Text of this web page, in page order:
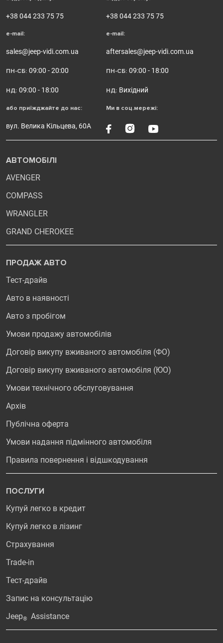
+38 044 233 75 75
e-mail:
sales@jeep-vidi.com.ua
ПН-СБ: 09:00 - 20:00
НД: 09:00 - 18:00
або приїжджайте до нас:
вул. Велика Кільцева, 60А
+38 044 233 75 75
e-mail:
aftersales@jeep-vidi.com.ua
ПН-СБ: 09:00 - 18:00
НД: Вихідний
Ми в соц.мережі:
АВТОМОБІЛІ
AVENGER
COMPASS
WRANGLER
GRAND CHEROKEE
ПРОДАЖ АВТО
Тест-драйв
Авто в наявності
Авто з пробігом
Умови продажу автомобілів
Договір викупу вживаного автомобіля (ФО)
Договір викупу вживаного автомобіля (ЮО)
Умови технічного обслуговування
Архів
Публічна оферта
Умови надання підмінного автомобіля
Правила повернення і відшкодування
ПОСЛУГИ
Купуй легко в кредит
Купуй легко в лізинг
Страхування
Trade-in
Тест-драйв
Запис на консультацію
Jeep® Assistance